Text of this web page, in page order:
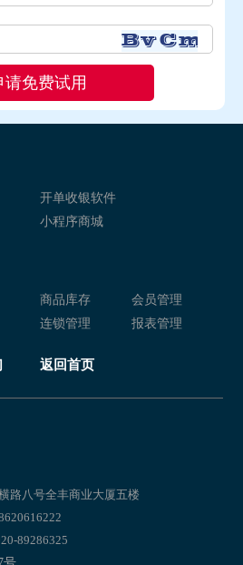
开单收银软件
小程序商城
商品库存
会员管理
连锁管理 报表管理
返回首页
路八号全丰商业大厦五楼
89286325